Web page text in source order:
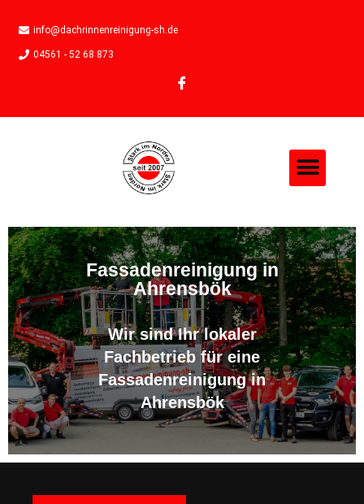
info@dachrinnenreinigung-sh.de
04561 - 52 68 873
Fassadenreinigung in
Ahrensbök
Wir sind Ihr lokaler
Fachbetrieb für eine
Fassadenreinigung in
Ahrensbök